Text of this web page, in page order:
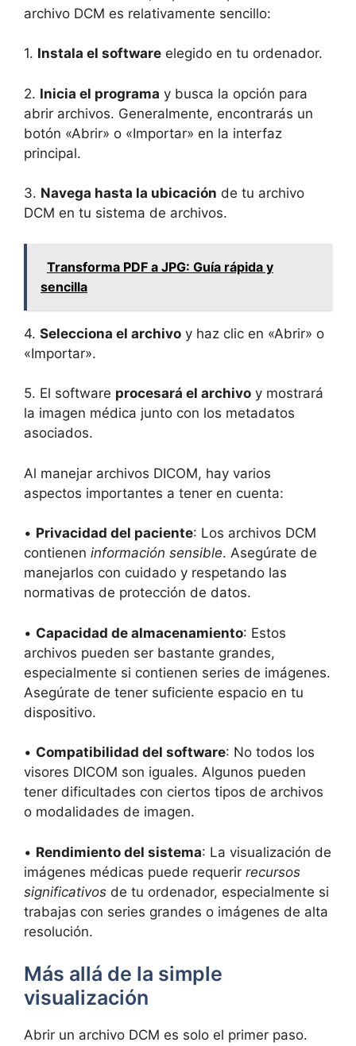
archivo DCM es relativamente sencillo:
1. Instala el software elegido en tu ordenador.
2. Inicia el programa y busca la opción para
abrir archivos. Generalmente, encontrarás un
botón «Abrir» o «Importar» en la interfaz
principal.
3. Navega hasta la ubicación de tu archivo
DCM en tu sistema de archivos.
Transforma PDF a JPG: Guía rápida y
sencilla
4. Selecciona el archivo y haz clic en «Abrir» o
«Importar».
5. El software procesará el archivo y mostrará
la imagen médica junto con los metadatos
asociados.
Al manejar archivos DICOM, hay varios
aspectos importantes a tener en cuenta:
• Privacidad del paciente: Los archivos DCM
contienen información sensible. Asegúrate de
manejarlos con cuidado y respetando las
normativas de protección de datos.
• Capacidad de almacenamiento: Estos
archivos pueden ser bastante grandes,
especialmente si contienen series de imágenes.
Asegúrate de tener suficiente espacio en tu
dispositivo.
• Compatibilidad del software: No todos los
visores DICOM son iguales. Algunos pueden
tener dificultades con ciertos tipos de archivos
o modalidades de imagen.
• Rendimiento del sistema: La visualización de
imágenes médicas puede requerir recursos
significativos de tu ordenador, especialmente si
trabajas con series grandes o imágenes de alta
resolución.
Más allá de la simple
visualización
Abrir un archivo DCM es solo el primer paso.